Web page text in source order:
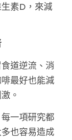
素D，來減
道逆流、消
最好也能減
。
一項研究都
也容易造成